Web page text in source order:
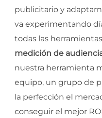
publicitario y
va experimentando
todas las
medición de
nuestra herramienta
equipo, un grupo de
la perfección el
conseguir el mejor